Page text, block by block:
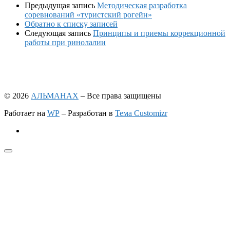
Предыдущая запись Методическая разработка
соревнований «туристский рогейн»
Обратно к списку записей
Следующая запись Принципы и приемы коррекционной
работы при ринолалии
© 2026 АЛЬМАНАХ – Все права защищены
Работает на WP – Разработан в Тема Customizr